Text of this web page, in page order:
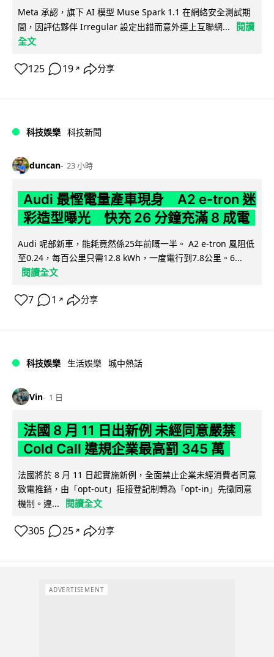
Meta 承認，旗下 AI 模型 Muse Spark 1.1 在網絡安全測試期
間，因評估夥伴 Irregular 設定出錯而意外連上互聯網...
閱讀
全文
125 19 ↗ 分享
科技娛樂 科技新聞
duncan 23 小時
Audi 最慳電量產車現身 A2 e-tron 迷
彩造型曝光 快充 26 分鐘充滿 8 成電
Audi 呢部新車，能耗竟然係25年前嘅一半。 A2 e-tron 風阻低
至0.24，每百公里只需12.8 kWh，一度電行到7.8公里。6...
閱讀全文
7 1 ↗ 分享
科技娛樂 生活娛樂 城中熱話
Vin 1 日
法國 8 月 11 日出新例 未經同意嚴禁
Cold Call 違規企業最高罰 345 萬
法國將於 8 月 11 日起實施新例，全面禁止企業未經消費者同意
致電推銷，由「opt-out」拒接登記制轉為「opt-in」先徵同意
機制。違...
閱讀全文
305 25 ↗ 分享
ADVERTISEMENT